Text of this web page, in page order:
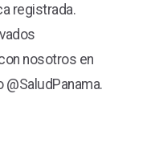
registrada.
nosotros en